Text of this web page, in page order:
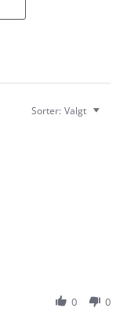
Sorter: Valgt
0 0